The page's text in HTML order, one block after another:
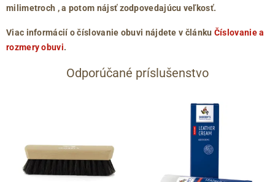
milimetroch , a potom nájsť zodpovedajúcu veľkosť.
Viac informácií o číslovanie obuvi nájdete v článku Číslovanie a
rozmery obuvi.
Odporúčané príslušenstvo